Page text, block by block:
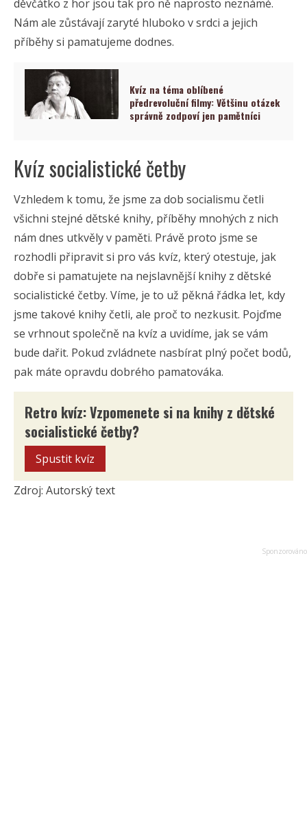
děvčátko z hor jsou tak pro ně naprosto neznámé.
Nám ale zůstávají zaryté hluboko v srdci a jejich
příběhy si pamatujeme dodnes.
Kvíz na téma oblíbené
předrevoluční filmy: Většinu otázek
správně zodpoví jen pamětníci
Kvíz socialistické četby
Vzhledem k tomu, že jsme za dob socialismu četli
všichni stejné dětské knihy, příběhy mnohých z nich
nám dnes utkvěly v paměti. Právě proto jsme se
rozhodli připravit si pro vás kvíz, který otestuje, jak
dobře si pamatujete na nejslavnější knihy z dětské
socialistické četby. Víme, je to už pěkná řádka let, kdy
jsme takové knihy četli, ale proč to nezkusit. Pojďme
se vrhnout společně na kvíz a uvidíme, jak se vám
bude dařit. Pokud zvládnete nasbírat plný počet bodů,
pak máte opravdu dobrého pamatováka.
Retro kvíz: Vzpomenete si na knihy z dětské
socialistické četby?
Spustit kvíz
Zdroj: Autorský text